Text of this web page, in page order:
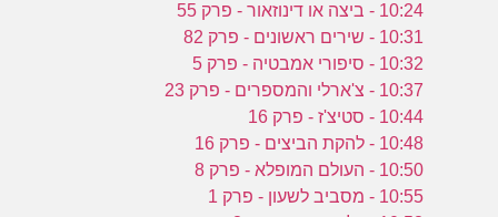
10:24 - ביצה או דינוזאור - פרק 55
10:31 - שירים ראשונים - פרק 82
10:32 - סיפורי אמבטיה - פרק 5
10:37 - צ'ארלי והמספרים - פרק 23
10:44 - סטיצ'ז - פרק 16
10:48 - להקת הביצים - פרק 16
10:50 - העולם המופלא - פרק 8
10:55 - מסביב לשעון - פרק 1